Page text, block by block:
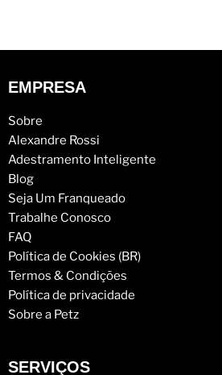
EMPRESA
Sobre
Alexandre Rossi
Adestramento Inteligente
Blog
Seja Um Franqueado
Trabalhe Conosco
FAQ
Política de Cookies (BR)
Termos & Condições
Política de privacidade
Sobre a Petz
SERVIÇOS